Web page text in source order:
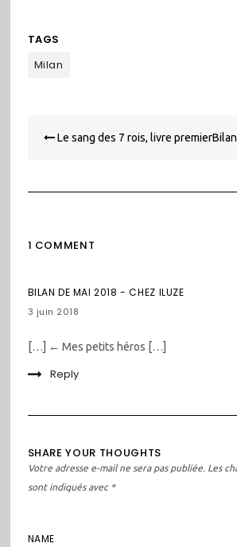
TAGS
Milan
de Le sang des 7 rois, livre premier
1 COMMENT
BILAN DE MAI 2018 - CHEZ ILUZE
3 juin 2018
[…] ← Mes petits héros […]
Reply
SHARE YOUR THOUGHTS
Votre adresse e-mail ne sera pas publiée. Les
sont indiqués avec *
NAME